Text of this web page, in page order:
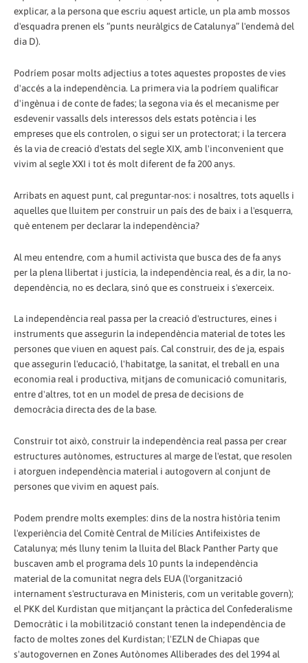
explicar, a la persona que escriu aquest article, un pla amb mossos
d'esquadra prenen els “punts neuràlgics de Catalunya” l'endemà del
dia D).
Podríem posar molts adjectius a totes aquestes propostes de vies
d'accés a la independència. La primera via la podríem qualificar
d'ingènua i de conte de fades; la segona via és el mecanisme per
esdevenir vassalls dels interessos dels estats potència i les
empreses que els controlen, o sigui ser un protectorat; i la tercera
és la via de creació d'estats del segle XIX, amb l'inconvenient que
vivim al segle XXI i tot és molt diferent de fa 200 anys.
Arribats en aquest punt, cal preguntar-nos: i nosaltres, tots aquells i
aquelles que lluitem per construir un país des de baix i a l'esquerra,
què entenem per declarar la independència?
Al meu entendre, com a humil activista que busca des de fa anys
per la plena llibertat i justícia, la independència real, és a dir, la no-
dependència, no es declara, sinó que es construeix i s'exerceix.
La independència real passa per la creació d'estructures, eines i
instruments que assegurin la independència material de totes les
persones que viuen en aquest país. Cal construir, des de ja, espais
que assegurin l'educació, l'habitatge, la sanitat, el treball en una
economia real i productiva, mitjans de comunicació comunitaris,
entre d'altres, tot en un model de presa de decisions de
democràcia directa des de la base.
Construir tot això, construir la independència real passa per crear
estructures autònomes, estructures al marge de l'estat, que resolen
i atorguen independència material i autogovern al conjunt de
persones que vivim en aquest país.
Podem prendre molts exemples: dins de la nostra història tenim
l'experiència del Comitè Central de Milícies Antifeixistes de
Catalunya; més lluny tenim la lluita del Black Panther Party que
buscaven amb el programa dels 10 punts la independència
material de la comunitat negra dels EUA (l'organització
internament s'estructurava en Ministeris, com un veritable govern);
el PKK del Kurdistan que mitjançant la pràctica del Confederalisme
Democràtic i la mobilització constant tenen la independència de
facto de moltes zones del Kurdistan; l'EZLN de Chiapas que
s'autogovernen en Zones Autònomes Alliberades des del 1994 al